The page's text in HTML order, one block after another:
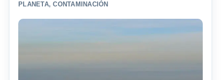
PLANETA,CONTAMINACIÓN